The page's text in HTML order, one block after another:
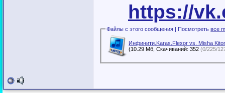
https://
Файлы с этого сообщения | Посмотретьвсе
Инфинити,Karas,Flexor vs. Misha
(10.29 Мб, Скачиваний: 352(0/225/